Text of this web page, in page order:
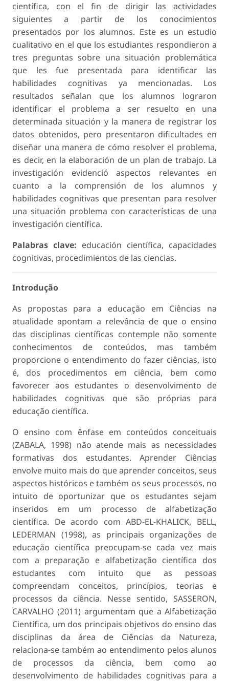
científica, con el fin de dirigir las actividades
siguientes a partir de los conocimientos
presentados por los alumnos. Este es un estudio
cualitativo en el que los estudiantes respondieron a
tres preguntas sobre una situación problemática
que les fue presentada para identificar las
habilidades cognitivas ya mencionadas. Los
resultados señalan que los alumnos lograron
identificar el problema a ser resuelto en una
determinada situación y la manera de registrar los
datos obtenidos, pero presentaron dificultades en
diseñar una manera de cómo resolver el problema,
es decir, en la elaboración de un plan de trabajo. La
investigación evidenció aspectos relevantes en
cuanto a la comprensión de los alumnos y
habilidades cognitivas que presentan para resolver
una situación problema con características de una
investigación científica.
Palabras clave: educación científica, capacidades
cognitivas, procedimientos de las ciencias.
Introdução
As propostas para a educação em Ciências na
atualidade apontam a relevância de que o ensino
das disciplinas científicas contemple não somente
conhecimentos de conteúdos, mas também
proporcione o entendimento do fazer ciências, isto
é, dos procedimentos em ciência, bem como
favorecer aos estudantes o desenvolvimento de
habilidades cognitivas que são próprias para
educação científica.
O ensino com ênfase em conteúdos conceituais
(ZABALA, 1998) não atende mais as necessidades
formativas dos estudantes. Aprender Ciências
envolve muito mais do que aprender conceitos, seus
aspectos históricos e também os seus processos, no
intuito de oportunizar que os estudantes sejam
inseridos em um processo de alfabetização
científica. De acordo com ABD-EL-KHALICK, BELL,
LEDERMAN (1998), as principais organizações de
educação científica preocupam-se cada vez mais
com a preparação e alfabetização científica dos
estudantes com intuito que as pessoas
compreendam conceitos, princípios, teorias e
processos da ciência. Nesse sentido, SASSERON,
CARVALHO (2011) argumentam que a Alfabetização
Científica, um dos principais objetivos do ensino das
disciplinas da área de Ciências da Natureza,
relaciona-se também ao entendimento pelos alunos
de processos da ciência, bem como ao
desenvolvimento de habilidades cognitivas para a